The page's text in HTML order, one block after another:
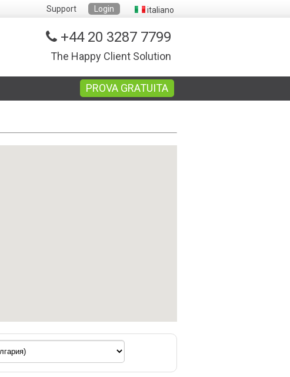
Support Login italiano
+44 20 3287 7799
The Happy Client Solution
PROVA GRATUITA